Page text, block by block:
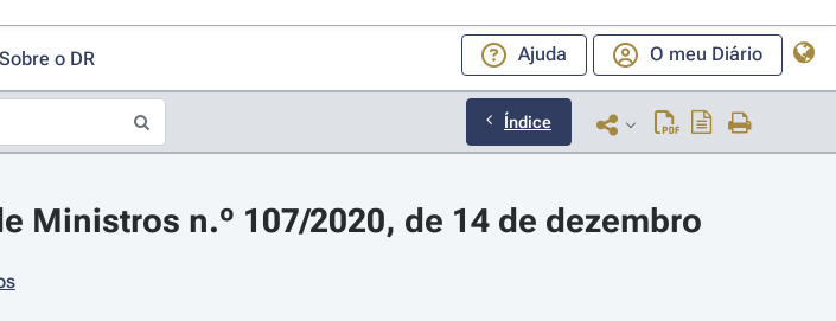
Sobre o DR Ajuda O meu Diário
Índice
Ministros n.º 107/2020, de 14 de dezembro